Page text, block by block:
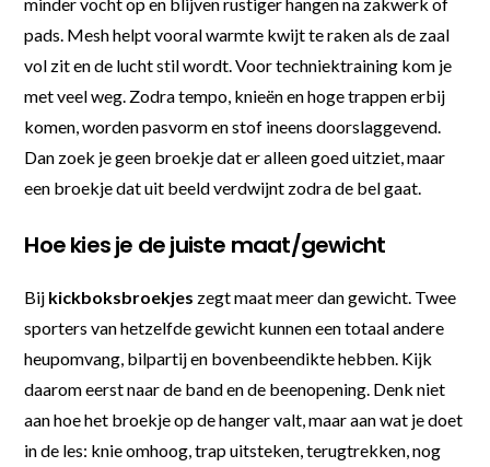
pads. Mesh helpt vooral warmte kwijt te raken als de zaal
vol zit en de lucht stil wordt. Voor techniektraining kom je
met veel weg. Zodra tempo, knieën en hoge trappen erbij
komen, worden pasvorm en stof ineens doorslaggevend.
Dan zoek je geen broekje dat er alleen goed uitziet, maar
een broekje dat uit beeld verdwijnt zodra de bel gaat.
Hoe kies je de juiste maat/gewicht
Bij kickboksbroekjes zegt maat meer dan gewicht. Twee
sporters van hetzelfde gewicht kunnen een totaal andere
heupomvang, bilpartij en bovenbeendikte hebben. Kijk
daarom eerst naar de band en de beenopening. Denk niet
aan hoe het broekje op de hanger valt, maar aan wat je doet
in de les: knie omhoog, trap uitsteken, terugtrekken, nog